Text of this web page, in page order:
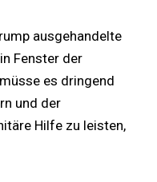
ausgehandelte
Fenster der
es dringend
und der
Hilfe zu leisten,